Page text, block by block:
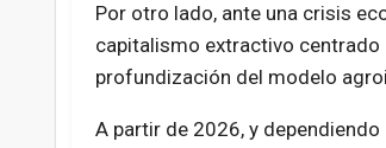
Por otro lado, ante una crisis
capitalismo extractivo centrado
profundización del modelo
A partir de 2026, y